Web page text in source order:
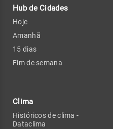
Hub de Cidades
Hoje
Amanhã
15 dias
Fim de semana
Clima
Históricos de clima -
Dataclima